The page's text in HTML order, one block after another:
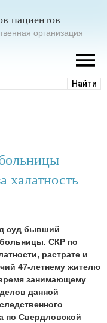
пациентов
организация
халатность
суд бывший
СКР по
растрате и
47-летнему жителю
занимающему
данной
по Свердловской